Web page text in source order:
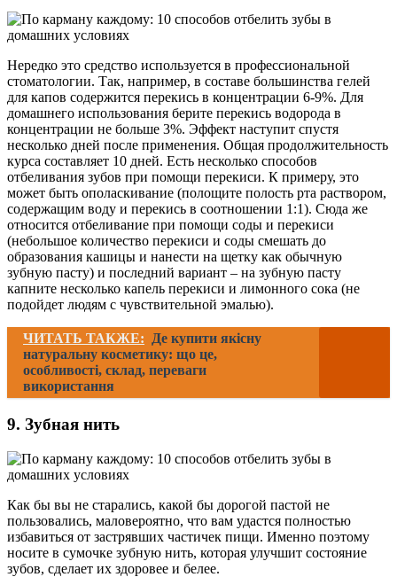
Нередко это средство используется в профессиональной
стоматологии. Так, например, в составе большинства гелей
для капов содержится перекись в концентрации 6-9%. Для
домашнего использования берите перекись водорода в
концентрации не больше 3%. Эффект наступит спустя
несколько дней после применения. Общая продолжительность
курса составляет 10 дней. Есть несколько способов
отбеливания зубов при помощи перекиси. К примеру, это
может быть ополаскивание (полощите полость рта раствором,
содержащим воду и перекись в соотношении 1:1). Сюда же
относится отбеливание при помощи соды и перекиси
(небольшое количество перекиси и соды смешать до
образования кашицы и нанести на щетку как обычную
зубную пасту) и последний вариант – на зубную пасту
капните несколько капель перекиси и лимонного сока (не
подойдет людям с чувствительной эмалью).
ЧИТАТЬ ТАКЖЕ:
Де купити якісну
натуральну косметику: що це,
особливості, склад, переваги
використання
9. Зубная нить
Как бы вы не старались, какой бы дорогой пастой не
пользовались, маловероятно, что вам удастся полностью
избавиться от застрявших частичек пищи. Именно поэтому
носите в сумочке зубную нить, которая улучшит состояние
зубов, сделает их здоровее и белее.